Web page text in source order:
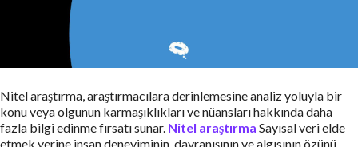
Nitel araştırma, araştırmacılara derinlemesine analiz yoluyla bir
konu veya olgunun karmaşıklıkları ve nüansları hakkında daha
fazla bilgi edinme fırsatı sunar. Nitel araştırma Sayısal veri elde
etmek yerine insan deneyiminin, davranışının ve algısının özünü